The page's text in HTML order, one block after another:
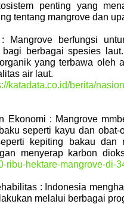
penting yang
tentang mangrove dan
Mangrove berfungsi
bagi berbagai spesies
yang terbawa oleh
air laut.
katadata.co.id/berita/
Ekonomi : Mangrove
seperti kayu dan
kepiting bakau
menyerap karbon
ribu-hektare-mangrove-di-
: Indonesia
melalui berbagai